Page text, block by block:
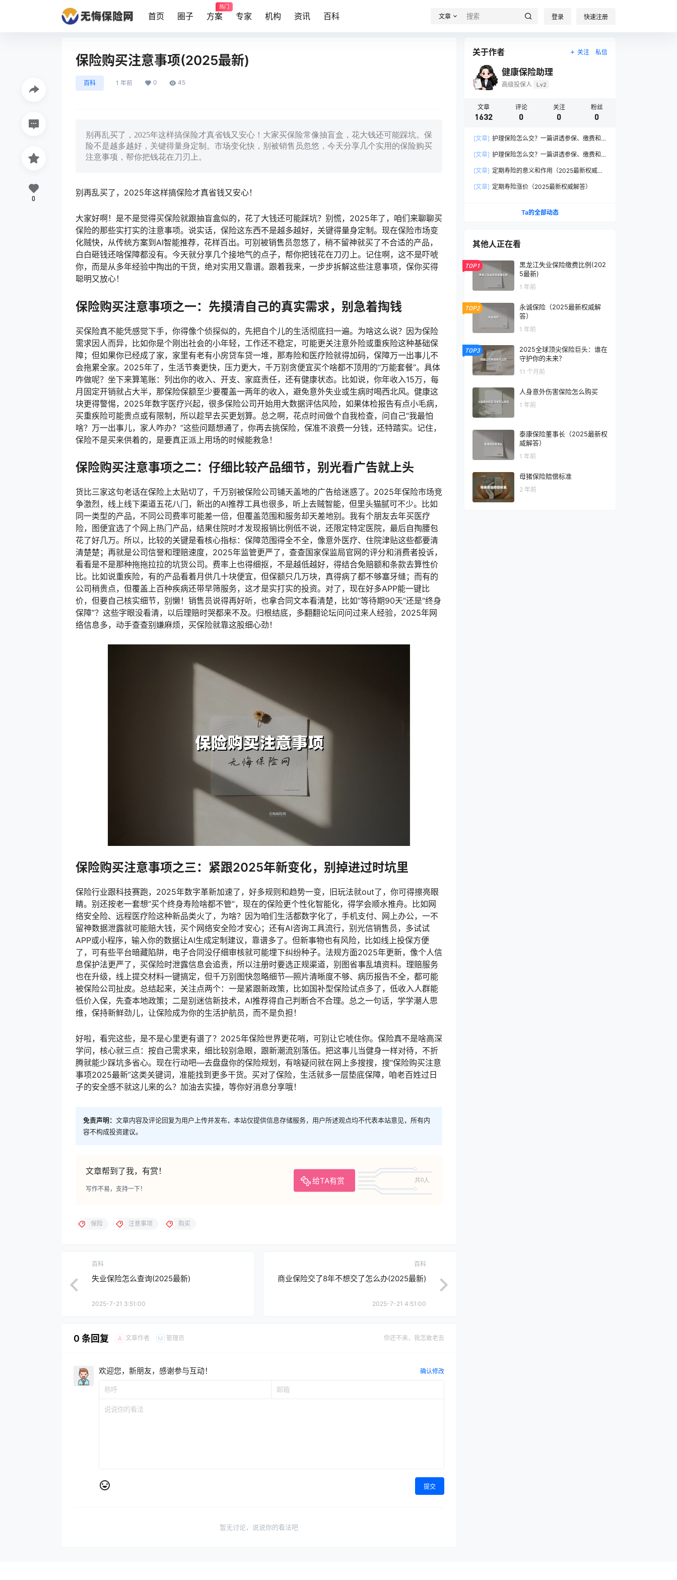
首页 圈子 方案
热门
专家 机构 资讯 百科 文章 登录 快速注册
保险购买注意事项(2025最新)
百科 1 年前 0 45
别再乱买了，2025年这样搞保险才真省钱又安心！大家买保险常像抽盲盒，花大钱还可能踩坑。保
险不是越多越好，关键得量身定制。市场变化快，别被销售员忽悠，今天分享几个实用的保险购买
注意事项，帮你把钱花在刀刃上。
别再乱买了，2025年这样搞保险才真省钱又安心！
大家好啊！是不是觉得买保险就跟抽盲盒似的，花了大钱还可能踩坑？别慌，2025年了，咱们来聊聊买
保险的那些实打实的注意事项。说实话，保险这东西不是越多越好，关键得量身定制。现在保险市场变
化贼快，从传统方案到AI智能推荐，花样百出。可别被销售员忽悠了，稍不留神就买了不合适的产品，
白白砸钱还啥保障都没有。今天就分享几个接地气的点子，帮你把钱花在刀刃上。记住啊，这不是吓唬
你，而是从多年经验中掏出的干货，绝对实用又靠谱。跟着我来，一步步拆解这些注意事项，保你买得
聪明又放心！
保险购买注意事项之一：先摸清自己的真实需求，别急着掏钱
买保险真不能凭感觉下手，你得像个侦探似的，先把自个儿的生活彻底扫一遍。为啥这么说？因为保险
需求因人而异，比如你是个刚出社会的小年轻，工作还不稳定，可能更关注意外险或重疾险这种基础保
障；但如果你已经成了家，家里有老有小房贷车贷一堆，那寿险和医疗险就得加码，保障万一出事儿不
会拖累全家。2025年了，生活节奏更快，压力更大，千万别贪便宜买个啥都不顶用的“万能套餐”。具体
咋做呢？坐下来算笔账：列出你的收入、开支、家庭责任，还有健康状态。比如说，你年收入15万，每
月固定开销就占大半，那保险保额至少要覆盖一两年的收入，避免意外失业或生病时喝西北风。健康这
块更得警惕，2025年数字医疗兴起，很多保险公司开始用大数据评估风险，如果体检报告有点小毛病，
买重疾险可能贵点或有限制，所以趁早去买更划算。总之啊，花点时间做个自我检查，问自己“我最怕
啥？万一出事儿，家人咋办？”这些问题想通了，你再去挑保险，保准不浪费一分钱，还特踏实。记住，
保险不是买来供着的，是要真正派上用场的时候能救急！
保险购买注意事项之二：仔细比较产品细节，别光看广告就上头
货比三家这句老话在保险上太贴切了，千万别被保险公司铺天盖地的广告给迷惑了。2025年保险市场竞
争激烈，线上线下渠道五花八门，新出的AI推荐工具也很多，听上去贼智能，但里头猫腻可不少。比如
同一类型的产品，不同公司费率可能差一倍，但覆盖范围和服务却天差地别。我有个朋友去年买医疗
险，图便宜选了个网上热门产品，结果住院时才发现报销比例低不说，还限定特定医院，最后自掏腰包
花了好几万。所以，比较的关键是看核心指标：保障范围得全不全，像意外医疗、住院津贴这些都要清
清楚楚；再就是公司信誉和理赔速度，2025年监管更严了，查查国家保监局官网的评分和消费者投诉，
看看是不是那种拖拖拉拉的坑货公司。费率上也得细抠，不是越低越好，得结合免赔额和条款去算性价
比。比如说重疾险，有的产品看着月供几十块便宜，但保额只几万块，真得病了都不够塞牙缝；而有的
公司稍贵点，但覆盖上百种疾病还带早筛服务，这才是实打实的投资。对了，现在好多APP能一键比
价，但要自己核实细节，别懒！销售员说得再好听，也拿合同文本看清楚，比如“等待期90天”还是“终身
保障”？这些字眼没看清，以后理赔时哭都来不及。归根结底，多翻翻论坛问问过来人经验，2025年网
络信息多，动手查查别嫌麻烦，买保险就靠这股细心劲！
保险购买注意事项之三：紧跟2025年新变化，别掉进过时坑里
保险行业跟科技赛跑，2025年数字革新加速了，好多规则和趋势一变，旧玩法就out了，你可得擦亮眼
睛。别还按老一套想“买个终身寿险啥都不管”，现在的保险更个性化智能化，得学会顺水推舟。比如网
络安全险、远程医疗险这种新品类火了，为啥？因为咱们生活都数字化了，手机支付、网上办公，一不
留神数据泄露就可能赔大钱，买个网络安全险才安心；还有AI咨询工具流行，别光信销售员，多试试
APP或小程序，输入你的数据让AI生成定制建议，靠谱多了。但新事物也有风险，比如线上投保方便
了，可有些平台暗藏陷阱，电子合同没仔细审核就可能埋下纠纷种子。法规方面2025年更新，像个人信
息保护法更严了，买保险时泄露信息会追责，所以注册时要选正规渠道，别图省事乱填资料。理赔服务
也在升级，线上提交材料一键搞定，但千万别图快忽略细节—照片清晰度不够、病历报告不全，都可能
被保险公司扯皮。总结起来，关注点两个：一是紧跟新政策，比如国补型保险试点多了，低收入人群能
低价入保，先查本地政策；二是别迷信新技术，AI推荐得自己判断合不合理。总之一句话，学学潮人思
维，保持新鲜劲儿，让保险成为你的生活护航员，而不是负担！
好啦，看完这些，是不是心里更有谱了？2025年保险世界更花哨，可别让它唬住你。保险真不是啥高深
学问，核心就三点：按自己需求来，细比较别急眼，跟新潮流别落伍。把这事儿当健身一样对待，不折
腾就能少踩坑多省心。现在行动吧—去盘盘你的保险规划，有啥疑问就在网上多搜搜，搜“保险购买注意
事项2025最新”这类关键词，准能找到更多干货。买对了保险，生活就多一层垫底保障，咱老百姓过日
子的安全感不就这儿来的么？加油去实操，等你好消息分享哦！
免责声明： 文章内容及评论回复为用户上传并发布，本站仅提供信息存储服务，用户所述观点均不代表本站意见，所有内
容不构成投资建议。
文章帮到了我，有赏！
给TA有赏 共0人
写作不易，支持一下！
0
保险 注意事项 购买
百科
失业保险怎么查询(2025最新)
2025-7-21 3:51:00
百科
商业保险交了8年不想交了怎么办(2025最新)
2025-7-21 4:51:00
0 条回复 A 文章作者 M 管理员 你还不来，我怎敢老去
欢迎您，新朋友，感谢参与互动！ 确认修改
提交
暂无讨论，说说你的看法吧
关于作者 关注 私信
健康保险助理
高级投保人 Lv2
文章
1632
评论
0
关注
0
粉丝
0
[文章] 护理保险怎么交？一篇讲透参保、缴费和
[文章] 护理保险怎么交？一篇讲透参保、缴费和
[文章] 定期寿险的意义和作用（2025最新权威解
[文章] 定期寿险涨价（2025最新权威解答）
Ta的全部动态
其他人正在看
TOP1
黑龙江失业保险缴费比例(202
5最新)
1 年前
TOP2
永诚保险（2025最新权威解
答）
1 年前
TOP3
2025全球顶尖保险巨头：谁在
守护你的未来？
11 个月前
人身意外伤害保险怎么购买
1 年前
泰康保险董事长（2025最新权
威解答）
1 年前
母猪保险赔偿标准
2 年前